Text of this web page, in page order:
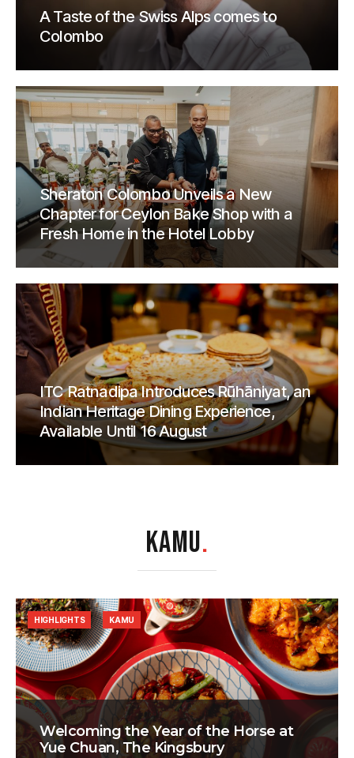
A Taste of the Swiss Alps comes to
Colombo
Sheraton Colombo Unveils a New
Chapter for Ceylon Bake Shop with a
Fresh Home in the Hotel Lobby
ITC Ratnadipa Introduces Rūhāniyat, an
Indian Heritage Dining Experience,
Available Until 16 August
KAMU.
Welcoming the Year of the Horse at
Yue Chuan, The Kingsbury
HIGHLIGHTS KAMU